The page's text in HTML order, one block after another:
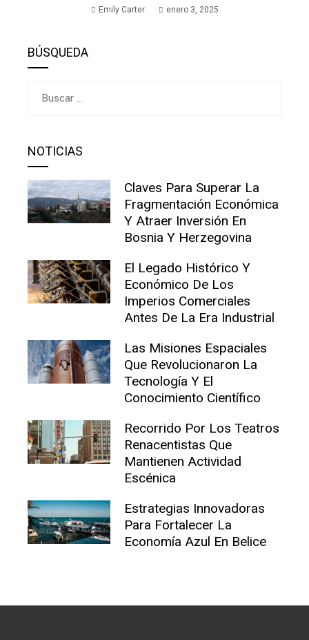
Emily Carter enero 3, 2025
BÚSQUEDA
NOTICIAS
Claves Para Superar La
Fragmentación Económica
Y Atraer Inversión En
Bosnia Y Herzegovina
El Legado Histórico Y
Económico De Los
Imperios Comerciales
Antes De La Era Industrial
Las Misiones Espaciales
Que Revolucionaron La
Tecnología Y El
Conocimiento Científico
Recorrido Por Los Teatros
Renacentistas Que
Mantienen Actividad
Escénica
Estrategias Innovadoras
Para Fortalecer La
Economía Azul En Belice